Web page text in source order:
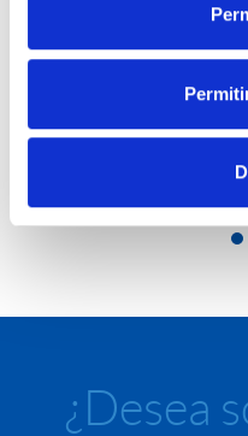
Concentración y
ultrafinas UFP
¿Desea